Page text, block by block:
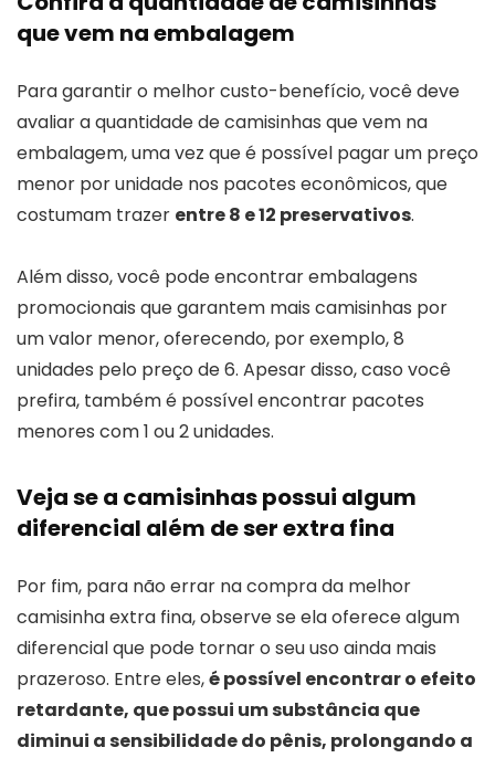
que vem na embalagem
Para garantir o melhor custo-benefício, você deve
avaliar a quantidade de camisinhas que vem na
embalagem, uma vez que é possível pagar um preço
menor por unidade nos pacotes econômicos, que
costumam trazer entre 8 e 12 preservativos.
Além disso, você pode encontrar embalagens
promocionais que garantem mais camisinhas por
um valor menor, oferecendo, por exemplo, 8
unidades pelo preço de 6. Apesar disso, caso você
prefira, também é possível encontrar pacotes
menores com 1 ou 2 unidades.
Veja se a camisinhas possui algum
diferencial além de ser extra fina
Por fim, para não errar na compra da melhor
camisinha extra fina, observe se ela oferece algum
diferencial que pode tornar o seu uso ainda mais
prazeroso. Entre eles,é possível encontrar o efeito
retardante, que possui um substância que
diminui a sensibilidade do pênis, prolongando a